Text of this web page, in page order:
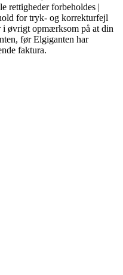
rettigheder forbeholdes |
for tryk- og korrekturfejl
øvrigt opmærksom på at din
før Elgiganten har
faktura.